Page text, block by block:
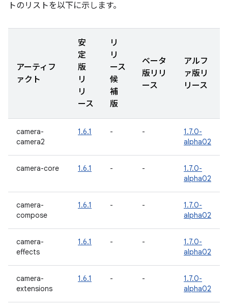
トのリストを以下に示します。
アーティフ
ァクト
安
定
版
リ
リ
ース
リ
リ
ース
候
補
版
ベータ
版リリ
ース
アルフ
ァ版リ
リース
camera-
camera2
1.6.1 - -
1.7.0-
alpha02
camera-core 1.6.1 - -
1.7.0-
alpha02
camera-
compose
1.6.1 - -
1.7.0-
alpha02
camera-
effects
1.6.1 - -
1.7.0-
alpha02
camera-
extensions
1.6.1 - -
1.7.0-
alpha02